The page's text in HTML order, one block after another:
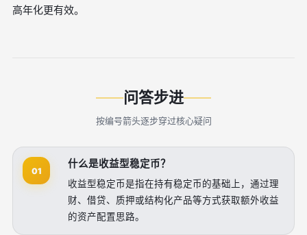
高年化更有效。
问答步进
按编号箭头逐步穿过核心疑问
01
什么是收益型稳定币？
收益型稳定币是指在持有稳定币的基础上，通过理
财、借贷、质押或结构化产品等方式获取额外收益
的资产配置思路。